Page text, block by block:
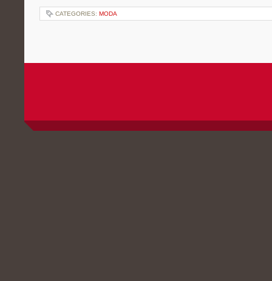
CATEGORIES: MODA